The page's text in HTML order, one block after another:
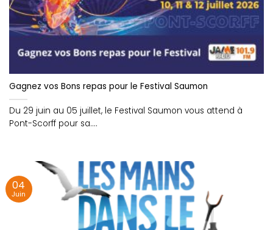
Gagnez vos Bons repas pour le Festival Saumon
Du 29 juin au 05 juillet, le Festival Saumon vous attend à
Pont-Scorff pour sa....
04
Juin